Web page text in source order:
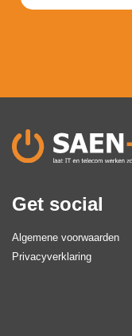
Get social
Algemene voorwaarden
Privacyverklaring